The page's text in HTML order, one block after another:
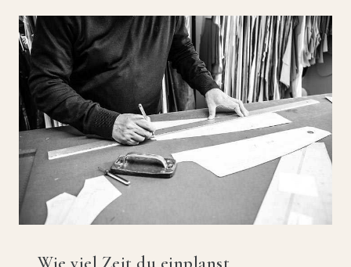
Wie viel Zeit du einplanst